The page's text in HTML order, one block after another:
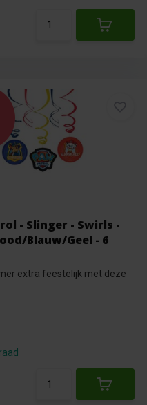
- Slinger - Swirls -
Blauw/Geel - 6
extra feestelijk met deze